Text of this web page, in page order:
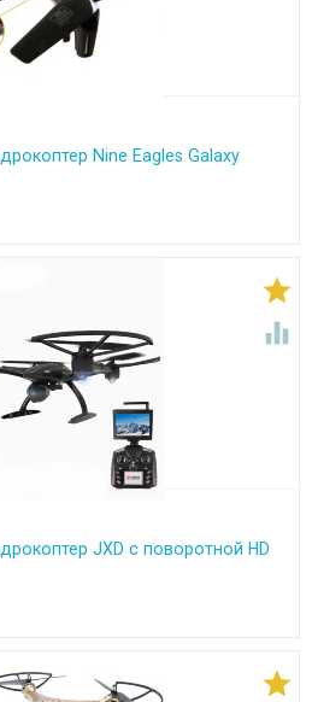
Nine Eagles Galaxy


JXD с поворотной HD
